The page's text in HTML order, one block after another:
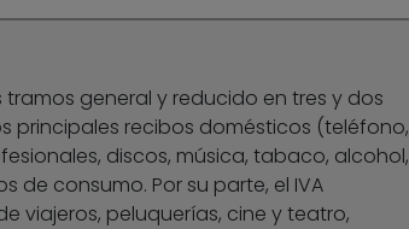
general y reducido en tres y dos
principales recibos domésticos (teléfono,
discos, música, tabaco, alcohol,
de consumo. Por su parte, el IVA
viajeros, peluquerías, cine y teatro,